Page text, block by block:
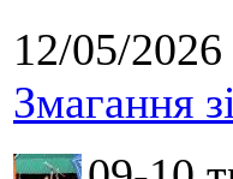
12/05/2026
Змагання